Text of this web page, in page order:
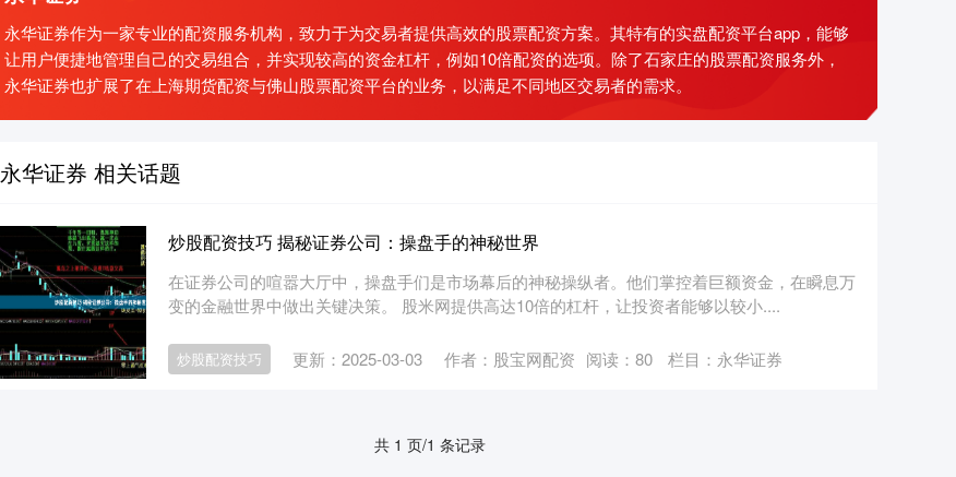
永华证券作为一家专业的配资服务机构，致力于为交易者提供高效的股票配资方案。其特有的实盘配资平台app，能够
让用户便捷地管理自己的交易组合，并实现较高的资金杠杆，例如10倍配资的选项。除了石家庄的股票配资服务外，
永华证券也扩展了在上海期货配资与佛山股票配资平台的业务，以满足不同地区交易者的需求。
永华证券 相关话题
炒股配资技巧 揭秘证券公司：操盘手的神秘世界
在证券公司的喧嚣大厅中，操盘手们是市场幕后的神秘操纵者。他们掌控着巨额资金，在瞬息万
变的金融世界中做出关键决策。 股米网提供高达10倍的杠杆，让投资者能够以较小....
炒股配资技巧 更新：2025-03-03 作者：股宝网配资 阅读： 80 栏目： 永华证券
共 1 页/1 条记录